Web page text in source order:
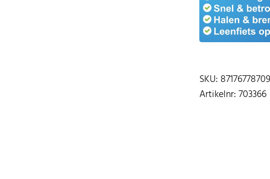
SKU:
Artikelnr: 703366